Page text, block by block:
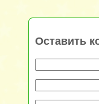
Оставить